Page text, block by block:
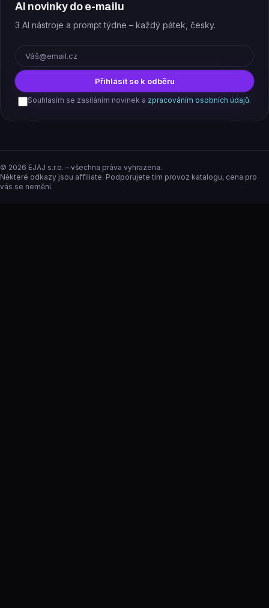
AI novinky do e-mailu
3 AI nástroje a prompt týdne – každý pátek, česky.
Přihlásit se k odběru
Souhlasím se zasíláním novinek a zpracováním osobních údajů.
© 2026 EJAJ s.r.o. – všechna práva vyhrazena.
Některé odkazy jsou affiliate. Podporujete tím provoz katalogu, cena pro
vás se nemění.